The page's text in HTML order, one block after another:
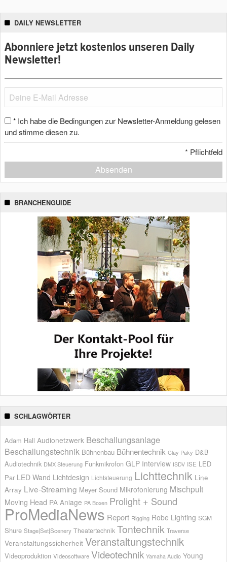
DAILY NEWSLETTER
Abonniere jetzt kostenlos unseren Daily
Newsletter!
* Ich habe die Bedingungen zur Newsletter-Anmeldung gelesen
und stimme diesen zu.
* Pflichtfeld
Absenden
BRANCHENGUIDE
SCHLAGWÖRTER
Adam Hall Audionetzwerk Beschallungsanlage
Beschallungstechnik Bühnenbau Bühnentechnik Clay Paky D&B
Audiotechnik DMX Steuerung Funkmikrofon GLP Interview ISDV ISE LED
Par LED Wand Lichtdesign Lichtsteuerung Lichttechnik Line
Array Live-Streaming Meyer Sound Mikrofonierung Mischpult
Moving Head PA Anlage PA Boxen Prolight + Sound
ProMediaNews Report Rigging Robe Lighting SGM
Shure Stage|Set|Scenery Theatertechnik Tontechnik Traverse
Veranstaltungssicherheit Veranstaltungstechnik
Videoproduktion Videosoftware Videotechnik Yamaha Audio Young